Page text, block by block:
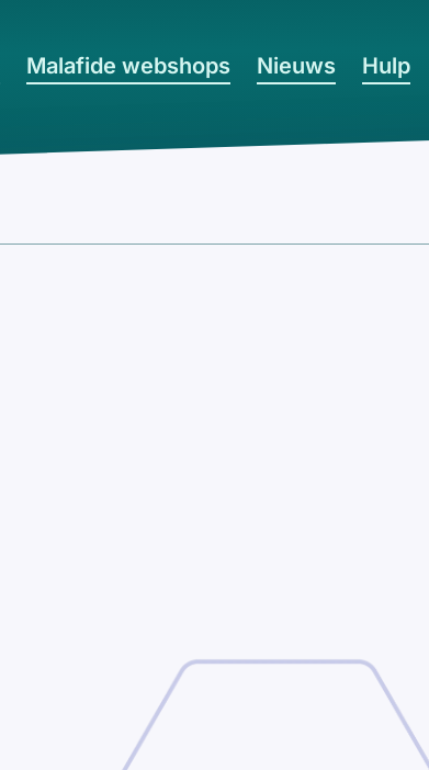
Malafide webshops Nieuws Hulp